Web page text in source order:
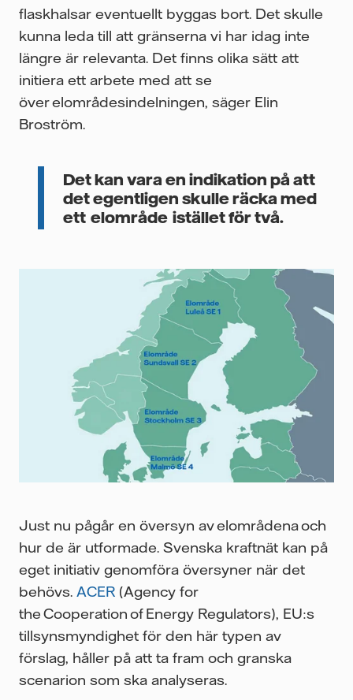
flaskhalsar eventuellt byggas bort. Det skulle
kunna leda till att gränserna vi har idag inte
längre är relevanta. Det finns olika sätt att
initiera ett arbete med att se
över elområdesindelningen, säger Elin
Broström.
Det kan vara en indikation på att
det egentligen skulle räcka med
ett elområde istället för två.
Just nu pågår en översyn av elområdena och
hur de är utformade. Svenska kraftnät kan på
eget initiativ genomföra översyner när det
behövs. ACER (Agency for
the Cooperation of Energy Regulators), EU:s
tillsynsmyndighet för den här typen av
förslag, håller på att ta fram och granska
scenarion som ska analyseras.